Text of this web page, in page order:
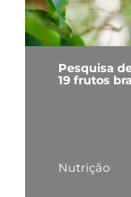
Pesquisa
19 frutos
Nutrição